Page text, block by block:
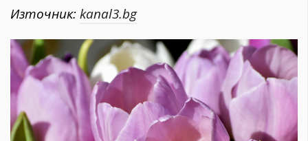
Източник: kanal3.bg